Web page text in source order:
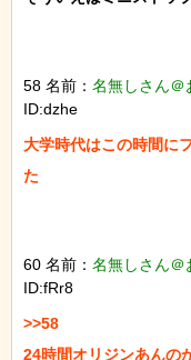
58 名前： 名無しさん＠
ID:dzhe
大学時代はこの時間に
た
60 名前： 名無しさん＠
ID:fRr8
>>58
24時間オリジンあんの